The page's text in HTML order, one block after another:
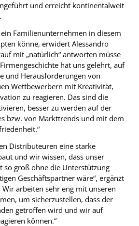
und erreicht kontinentalweit
Familienunternehmen in diesem
könne, erwidert Alessandro
mit „natürlich“ antworten müsse
hat uns gelehrt, auf
und Herausforderungen von
Wettbewerbern mit Kreativität,
zu reagieren. Das sind die
besser zu werden auf der
bzw. von Markttrends und mit dem
Distributeuren eine starke
und wir wissen, dass unser
so groß ohne die Unterstützung
Geschäftspartner wäre“, ergänzt
arbeiten sehr eng mit unseren
um sicherzustellen, dass der
getroffen wird und wir auf
können.“